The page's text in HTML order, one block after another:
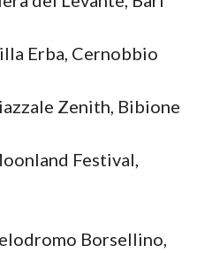
Erba, Cernobbio
Zenith, Bibione
Festival,
Borsellino,